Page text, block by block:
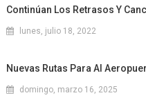
Continúan Los Retrasos Y
lunes, julio 18, 2022
Nuevas Rutas Para Al
domingo, marzo 16, 2025